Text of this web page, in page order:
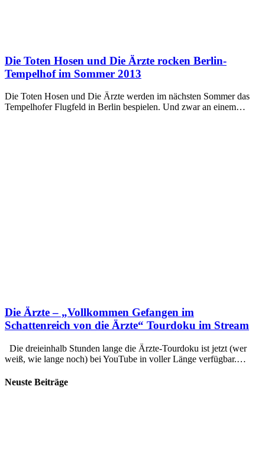
Die Toten Hosen und Die Ärzte rocken Berlin-
Tempelhof im Sommer 2013
Die Toten Hosen und Die Ärzte werden im nächsten Sommer das
Tempelhofer Flugfeld in Berlin bespielen. Und zwar an einem…
Die Ärzte – „Vollkommen Gefangen im
Schattenreich von die Ärzte“ Tourdoku im Stream
Die dreieinhalb Stunden lange die Ärzte-Tourdoku ist jetzt (wer
weiß, wie lange noch) bei YouTube in voller Länge verfügbar.…
Neuste Beiträge